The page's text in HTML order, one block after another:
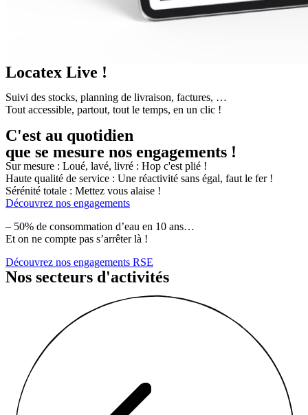
Locatex Live !
Suivi des stocks, planning de livraison, factures, …
Tout accessible, partout, tout le temps, en un clic !
C'est au quotidien
que se mesure nos engagements !
Sur mesure : Loué, lavé, livré : Hop c'est plié !
Haute qualité de service : Une réactivité sans égal, faut le fer !
Sérénité totale : Mettez vous alaise !
Découvrez nos engagements
– 50% de consommation d’eau en 10 ans…
Et on ne compte pas s’arrêter là !
Découvrez nos engagements RSE
Nos secteurs d'activités